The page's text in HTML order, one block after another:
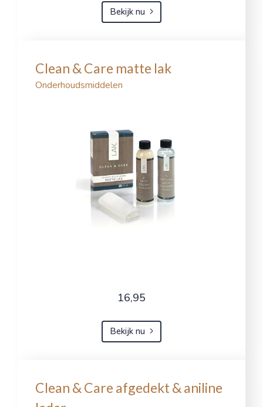
Bekijk nu
Clean & Care matte lak
Onderhoudsmiddelen
16,95
Bekijk nu
Clean & Care afgedekt & aniline